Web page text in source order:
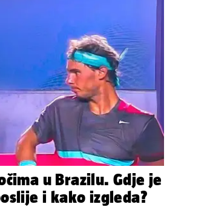
u Brazilu. Gdje je
i kako izgleda?